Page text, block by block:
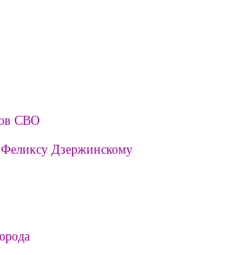
СВО
Дзержинскому